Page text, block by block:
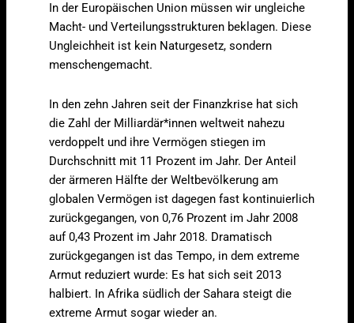
In der Europäischen Union müssen wir ungleiche
Macht- und Verteilungsstrukturen beklagen. Diese
Ungleichheit ist kein Naturgesetz, sondern
menschengemacht.
In den zehn Jahren seit der Finanzkrise hat sich
die Zahl der Milliardär*innen weltweit nahezu
verdoppelt und ihre Vermögen stiegen im
Durchschnitt mit 11 Prozent im Jahr. Der Anteil
der ärmeren Hälfte der Weltbevölkerung am
globalen Vermögen ist dagegen fast kontinuierlich
zurückgegangen, von 0,76 Prozent im Jahr 2008
auf 0,43 Prozent im Jahr 2018. Dramatisch
zurückgegangen ist das Tempo, in dem extreme
Armut reduziert wurde: Es hat sich seit 2013
halbiert. In Afrika südlich der Sahara steigt die
extreme Armut sogar wieder an.